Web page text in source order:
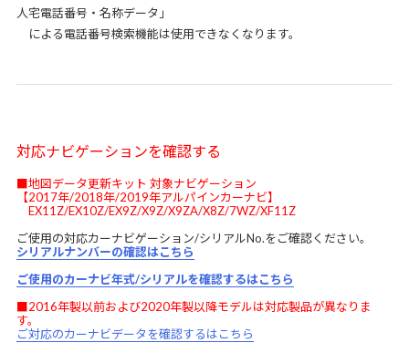
人宅電話番号・名称データ」
による電話番号検索機能は使用できなくなります。
対応ナビゲーションを確認する
■地図データ更新キット 対象ナビゲーション
【2017年/2018年/2019年アルパインカーナビ】
EX11Z/EX10Z/EX9Z/X9Z/X9ZA/X8Z/7WZ/XF11Z
ご使用の対応カーナビゲーション/シリアルNo.をご確認ください。
シリアルナンバーの確認はこちら
ご使用のカーナビ年式/シリアルを確認するはこちら
■2016年製以前および2020年製以降モデルは対応製品が異なりま
す。
ご対応のカーナビデータを確認するはこちら